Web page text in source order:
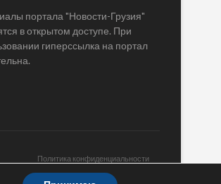
портала "Новости-Грузия"
в открытом доступе. При
гиперссылка на портал
Политика конфиденциальности